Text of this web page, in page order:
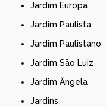
Jardim Europa
Jardim Paulista
Jardim Paulistano
Jardim São Luiz
Jardim Ângela
Jardins